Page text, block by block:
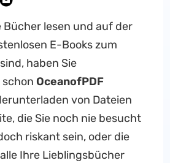
Bücher lesen und auf der
E-Books zum
haben Sie
OceanofPDF
von Dateien
die Sie noch nie besucht
riskant sein, oder die
Ihre Lieblingsbücher